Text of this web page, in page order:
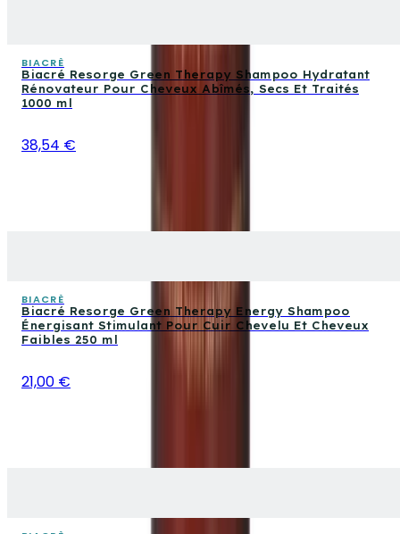
BIACRÈ
Biacré Resorge Green Therapy Shampoo Hydratant
Rénovateur Pour Cheveux Abîmés, Secs Et Traités
1000 ml
38,54 €
BIACRÈ
Biacré Resorge Green Therapy Energy Shampoo
Énergisant Stimulant Pour Cuir Chevelu Et Cheveux
Faibles 250 ml
21,00 €